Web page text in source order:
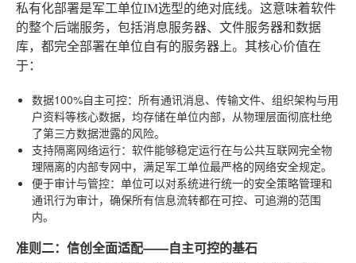
私有化部署是军工单位IM选型的绝对底线。这意味着软件
的整个后端服务，包括消息服务器、文件服务器和数据
库，都完全部署在单位自有的服务器上。其核心价值在
于：
数据100%自主可控：所有通讯消息、传输文件、组织架构与用
户资料等核心数据，均存储在单位内部，从物理层面彻底杜绝
了第三方数据泄露的风险。
支持隔离网络运行：软件能够稳定运行在与公共互联网完全物
理隔离的内部专网中，满足军工单位最严格的网络安全规定。
便于审计与管控：单位可以对系统进行统一的安全策略管理和
通讯行为审计，确保所有信息流转都在可控、可追溯的范围
内。
准则二：信创全面适配——自主可控的基石